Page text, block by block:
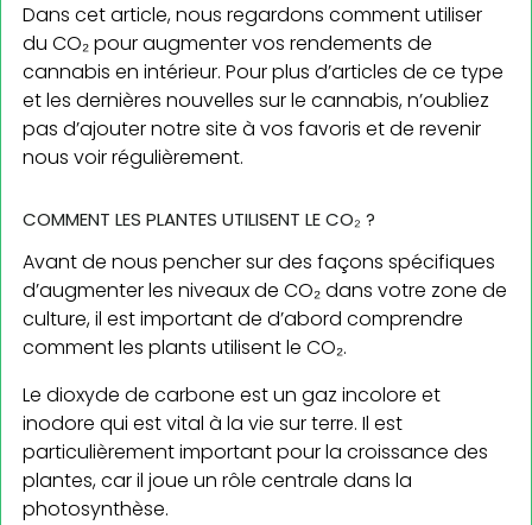
Dans cet article, nous regardons comment utiliser
du CO₂ pour augmenter vos rendements de
cannabis en intérieur. Pour plus d’articles de ce type
et les dernières nouvelles sur le cannabis, n’oubliez
pas d’ajouter notre site à vos favoris et de revenir
nous voir régulièrement.
COMMENT LES PLANTES UTILISENT LE CO₂ ?
Avant de nous pencher sur des façons spécifiques
d’augmenter les niveaux de CO₂ dans votre zone de
culture, il est important de d’abord comprendre
comment les plants utilisent le CO₂.
Le dioxyde de carbone est un gaz incolore et
inodore qui est vital à la vie sur terre. Il est
particulièrement important pour la croissance des
plantes, car il joue un rôle centrale dans la
photosynthèse.